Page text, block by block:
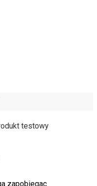
testowy
zapobiegac